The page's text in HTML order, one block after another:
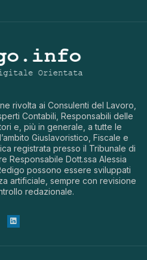
rivolta ai Consulenti del Lavoro,
Contabili, Responsabili delle
e, più in generale, a tutte le
Giuslavoristico, Fiscale e
registrata presso il Tribunale di
Responsabile Dott.ssa Alessia
possono essere sviluppati
artificiale, sempre con revisione
redazionale.